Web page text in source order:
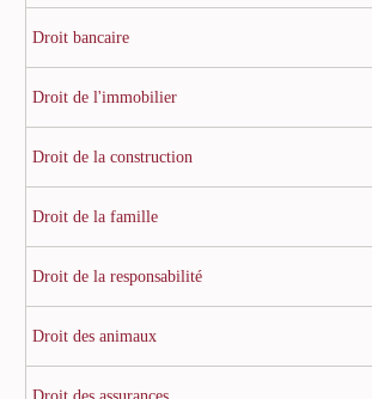
Droit bancaire
Droit de l'immobilier
Droit de la construction
Droit de la famille
Droit de la responsabilité
Droit des animaux